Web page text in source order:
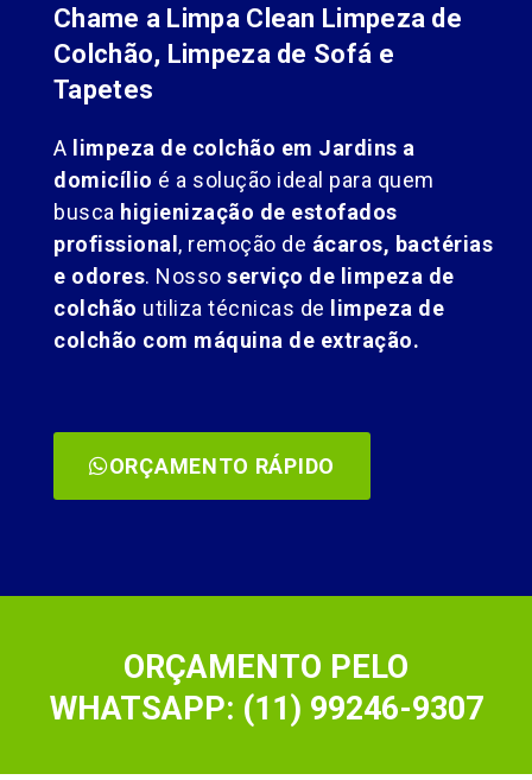
Chame a Limpa Clean Limpeza de
Colchão, Limpeza de Sofá e
Tapetes
A limpeza de colchão em Jardins a
domicílio é a solução ideal para quem
busca higienização de estofados
profissional, remoção de ácaros, bactérias
e odores. Nosso serviço de limpeza de
colchão utiliza técnicas de limpeza de
colchão com máquina de extração.
ORÇAMENTO RÁPIDO
ORÇAMENTO PELO
WHATSAPP: (11) 99246-9307